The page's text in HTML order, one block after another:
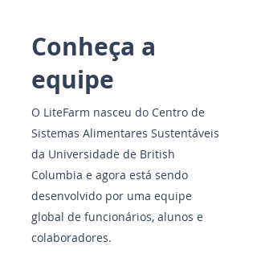
Conheça a
equipe
O LiteFarm nasceu do Centro de
Sistemas Alimentares Sustentáveis ​​
da Universidade de British
Columbia e agora está sendo
desenvolvido por uma equipe
global de funcionários, alunos e
colaboradores.